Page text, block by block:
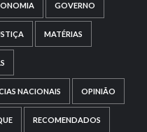
GOVERNO
MATÉRIAS
NACIONAIS OPINIÃO
RECOMENDADOS